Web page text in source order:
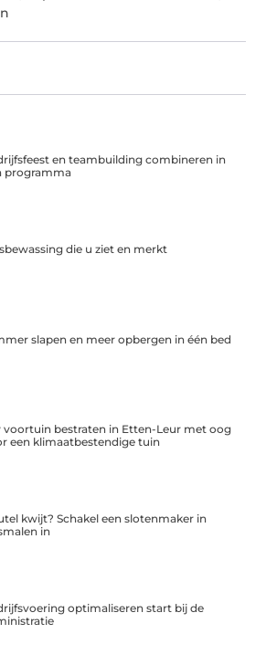
en teambuilding combineren in
programma
die u ziet en merkt
slapen en meer opbergen in één bed
voortuin bestraten in Etten-Leur met oog
een klimaatbestendige tuin
kwijt? Schakel een slotenmaker in
in
optimaliseren start bij de